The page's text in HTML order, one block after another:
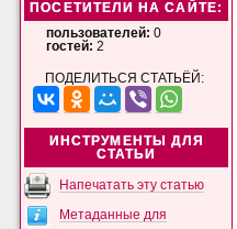
ПОСЕТИТЕЛИ НА САЙТЕ:
пользователей: 0
гостей: 2
ПОДЕЛИТЬСЯ СТАТЬЁЙ:
ИНСТРУМЕНТЫ ДЛЯ
СТАТЬИ
Напечатать эту статью
Метаданные для